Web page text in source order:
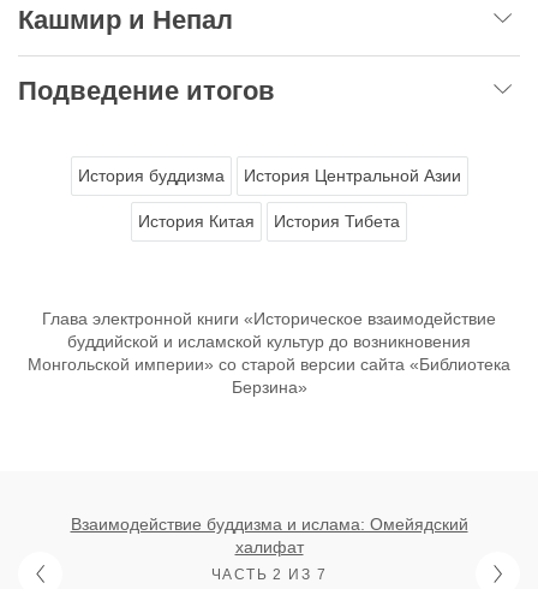
Кашмир и Непал
Подведение итогов
История буддизма История Центральной Азии
История Китая История Тибета
Глава электронной книги «Историческое взаимодействие
буддийской и исламской культур до возникновения
Монгольской империи» со старой версии сайта «Библиотека
Берзина»
Взаимодействие буддизма и ислама: Омейядский
халифат
ЧАСТЬ 2 ИЗ 7